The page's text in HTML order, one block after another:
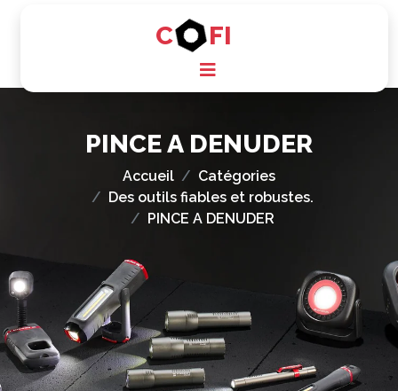
C FI
PINCE A DENUDER
Accueil
Catégories
Des outils fiables et robustes.
PINCE A DENUDER